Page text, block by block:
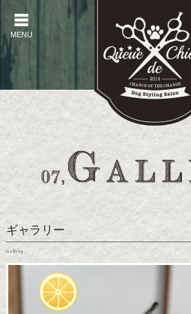
MENU
ギャラリー
Gallery